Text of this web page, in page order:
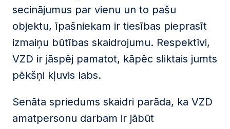
secinājumus par vienu un to pašu
objektu, īpašniekam ir tiesības pieprasīt
izmaiņu būtības skaidrojumu. Respektīvi,
VZD ir jāspēj pamatot, kāpēc sliktais jumts
pēkšņi kļuvis labs.
Senāta spriedums skaidri parāda, ka VZD
amatpersonu darbam ir jābūt